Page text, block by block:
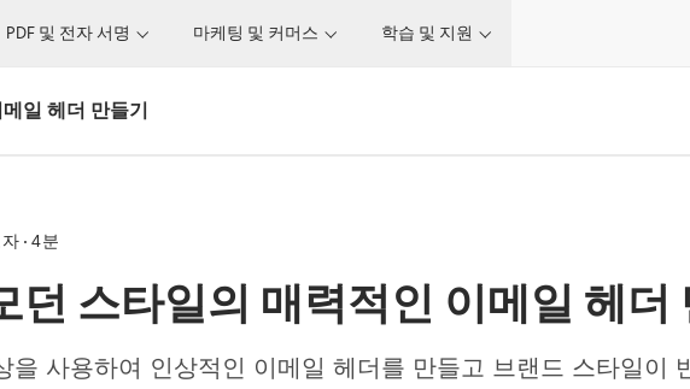
PDF 및 전자 서명 마케팅 및 커머스 학습 및 지원
일 헤더 만들기
4분
던 스타일의 매력적인 이메일 헤더
을 사용하여 인상적인 이메일 헤더를 만들고 브랜드 스타일이